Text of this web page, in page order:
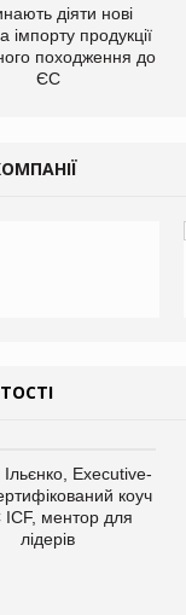
діяти нові
імпорту продукції
походження до
ЄС
Executive-
коуч
ментор для
лідерів